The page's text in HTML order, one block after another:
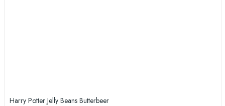
Harry Potter Jelly Beans Butterbeer